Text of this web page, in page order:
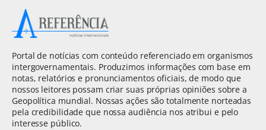
Portal de notícias com conteúdo referenciado em organismos
intergovernamentais. Produzimos informações com base em
notas, relatórios e pronunciamentos oficiais, de modo que
nossos leitores possam criar suas próprias opiniões sobre a
Geopolítica mundial. Nossas ações são totalmente norteadas
pela credibilidade que nossa audiência nos atribui e pelo
interesse público.